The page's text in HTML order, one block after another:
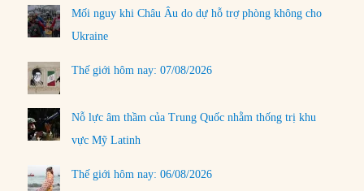
Mối nguy khi Châu Âu do dự hỗ trợ phòng không cho
Ukraine
Thế giới hôm nay: 07/08/2026
Nỗ lực âm thầm của Trung Quốc nhằm thống trị khu
vực Mỹ Latinh
Thế giới hôm nay: 06/08/2026